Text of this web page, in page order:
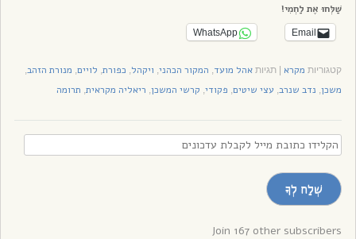
שַׁלְּחוּ אֶת לַחְמִי!
Email
WhatsApp
קטגוריות מקרא |תגיותאהל מועד, המקור הכהני, ויקהל, כפורת, לויים, מנורת הזהב,
משכן, נדב שנרב, עצי שיטים, פקודי, קרשי המשכן, ריאליה מקראית, תרומה
הקלידו
כתובת
מייל
לקבלת
עדכונים
שְׁלַח לְךָ
Join 167 other subscribers